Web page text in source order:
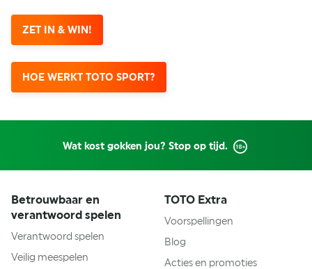
ZET IN & WIN!
HOE WERKT TOTO SPORT?
Wat kost gokken jou? Stop op tijd.
Betrouwbaar en
verantwoord spelen
Verantwoord spelen
Veilig meespelen
TOTO Extra
Voorspellingen
Blog
Acties en promoties